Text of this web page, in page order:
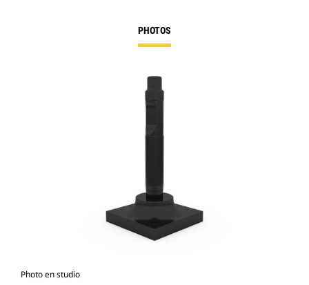
PHOTOS
Photo en studio